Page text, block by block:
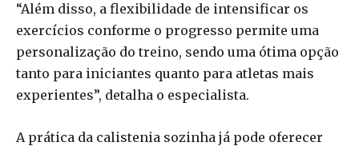
“Além disso, a flexibilidade de intensificar os
exercícios conforme o progresso permite uma
personalização do treino, sendo uma ótima opção
tanto para iniciantes quanto para atletas mais
experientes”, detalha o especialista.
A prática da calistenia sozinha já pode oferecer